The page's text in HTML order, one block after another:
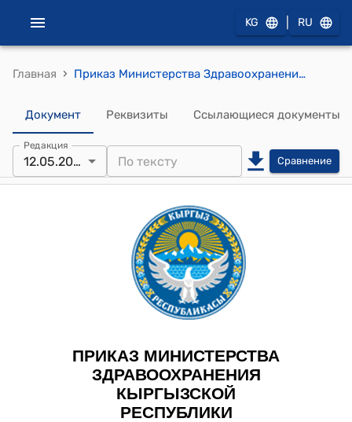
KG RU
Главная › Приказ Министерства Здравоохранения КР от 12 мая 2025 года № 478 "Об утверждении стандартов государственных услуг, оказываемых Министерством здравоохранения Кыргызской Республики в области предоставления услуг исследования, анализа, оценки и экспертизы, включенных в Единый реестр государственных услуг"
Документ Реквизиты Ссылающиеся документы
Редакция
12.05.2025 Сравнение